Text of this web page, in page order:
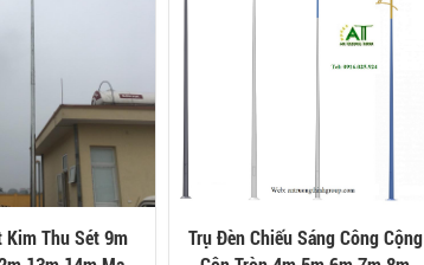
Kim Thu Sét 9m
Trụ Đèn Chiếu Sáng Công Cộng